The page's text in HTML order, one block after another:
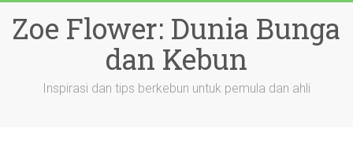
content
Zoe Flower: Dunia Bunga
dan Kebun
Inspirasi dan tips berkebun untuk pemula dan ahli